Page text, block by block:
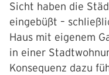
Sicht haben die
eingebüßt –
Haus mit eigenem
in einer
Konsequenz dazu